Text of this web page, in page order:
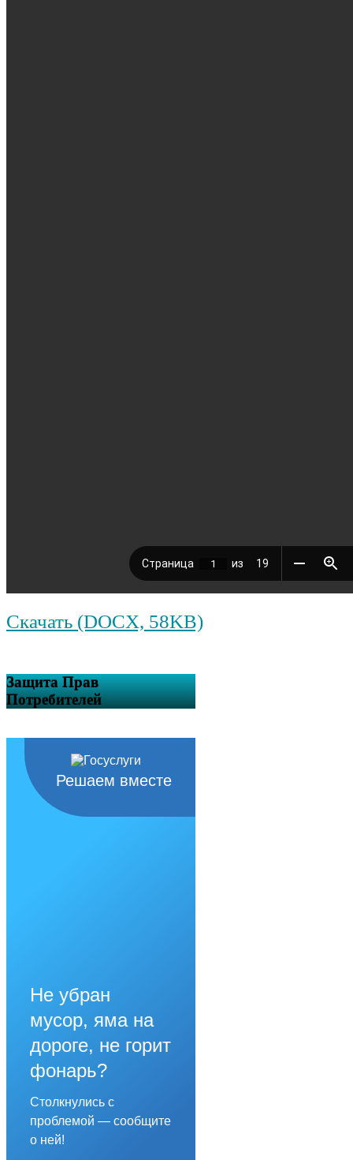
Скачать (DOCX, 58KB)
Защита Прав
Потребителей
Решаем вместе
Не убран
мусор, яма на
дороге, не горит
фонарь?
Столкнулись с
проблемой — сообщите
о ней!